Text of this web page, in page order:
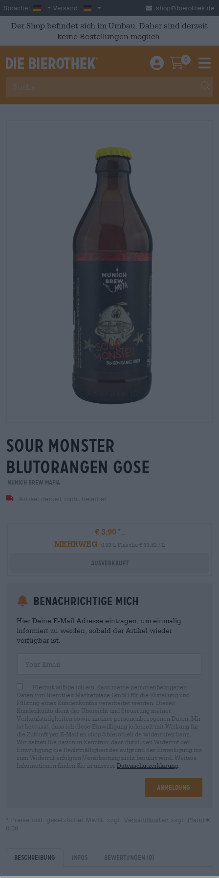
Skip to main content
Sprache: German
Versand: Deutschland shop@bierothek.de
Der Shop befindet sich im Umbau. Daher sind derzeit
keine Bestellungen möglich.
Einloggen /
0
sour monster
blutorangen gose
Munich Brew Mafia
Artikel derzeit nicht lieferbar
€ 3,90
MEHRWEG
0,33 L Flasche € 11,82 / L
Ausverkauft
Benachrichtige mich
Hier Deine E-Mail Adresse eintragen, um einmalig
informiert zu werden, sobald der Artikel wieder
verfügbar ist.
Hiermit willige ich ein, dass meine personenbezogenen
Daten von Bierothek Marketplace GmbH für die Erstellung und
Führung eines Kundenkontos verarbeitet werden. Dieses
Kundenkonto dient der Übersicht und Steuerung meiner
Verkaufstätigkeiten sowie meiner personenbezogenen Daten. Mir
ist bewusst, dass ich diese Einwilligung jederzeit mit Wirkung für
die Zukunft per E-Mail an shop@bierothek.de widerrufen kann.
Wir setzen Sie davon in Kenntnis, dass durch den Widerruf der
Einwilligung die Rechtmäßigkeit der aufgrund der Einwilligung bis
zum Widerruf erfolgten Verarbeitung nicht berührt wird. Weitere
Informationen finden Sie in unserer Datenschutzerklärung
Anmeldung
* Preise inkl. gesetzlicher MwSt. zzgl. Versandkosten zzgl. Pfand €
0,08
Beschreibung Infos Bewertungen (0)